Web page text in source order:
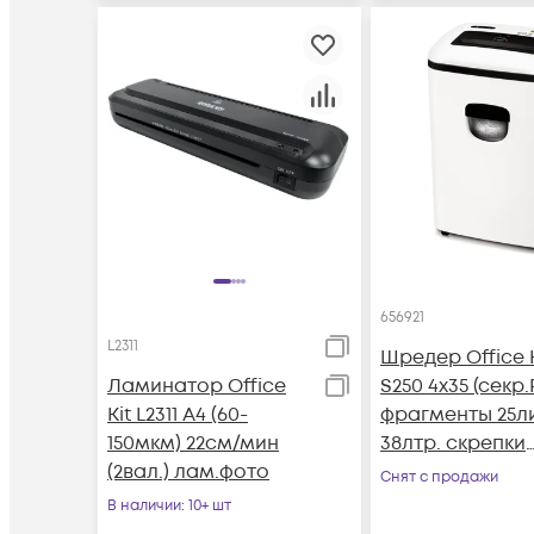
L2311
Ламинатор Office
Kit L2311 A4 (60-
150мкм) 22см/мин
(2вал.) лам.фото
В наличии: 10+ шт
656921
Шредер Office
S250 4x35
фрагменты
38лтр. скрепки
скобы пл.карты
Снят с продажи